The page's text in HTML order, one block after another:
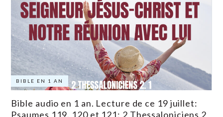
BIBLE EN 1 AN
Bible audio en 1 an. Lecture de ce 19 juillet:
Psaumes 119, 120 et 121; 2 Thessaloniciens 2